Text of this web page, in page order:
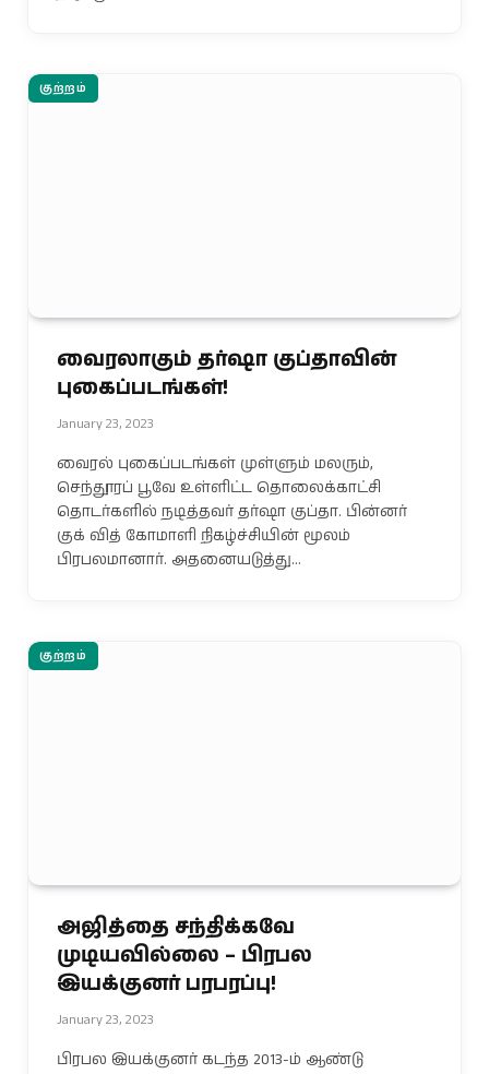
குற்றம்
வைரலாகும் தர்ஷா குப்தாவின்
புகைப்படங்கள்!
January 23, 2023
வைரல் புகைப்படங்கள் முள்ளும் மலரும்,
செந்தூரப் பூவே உள்ளிட்ட தொலைக்காட்சி
தொடர்களில் நடித்தவர் தர்ஷா குப்தா. பின்னர்
குக் வித் கோமாளி நிகழ்ச்சியின் மூலம்
பிரபலமானார். அதனையடுத்து…
குற்றம்
அஜித்தை சந்திக்கவே
முடியவில்லை – பிரபல
இயக்குனர் பரபரப்பு!
January 23, 2023
பிரபல இயக்குனர் கடந்த 2013-ம் ஆண்டு